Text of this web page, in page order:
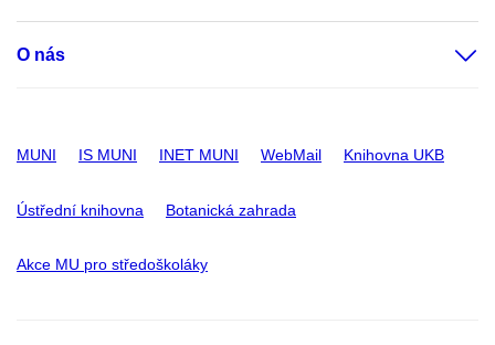
O nás
MUNI IS MUNI INET MUNI WebMail Knihovna UKB
Ústřední knihovna Botanická zahrada
Akce MU pro středoškoláky